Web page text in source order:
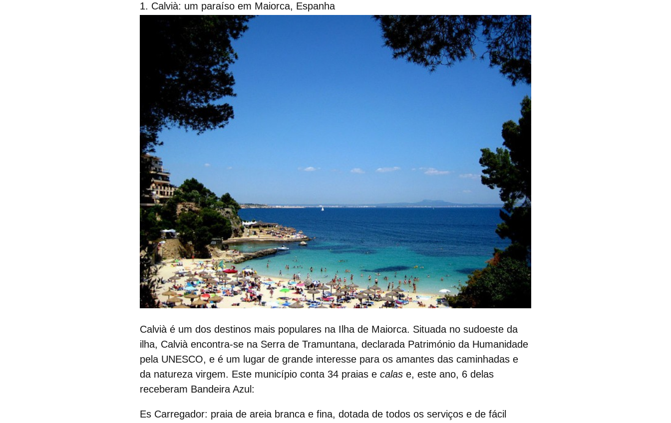
1. Calvià: um paraíso em Maiorca, Espanha
Calvià é um dos destinos mais populares na Ilha de Maiorca. Situada no sudoeste da
ilha, Calvià encontra-se na Serra de Tramuntana, declarada Património da Humanidade
pela UNESCO, e é um lugar de grande interesse para os amantes das caminhadas e
da natureza virgem. Este município conta 34 praias e calas e, este ano, 6 delas
receberam Bandeira Azul:
Es Carregador: praia de areia branca e fina, dotada de todos os serviços e de fácil